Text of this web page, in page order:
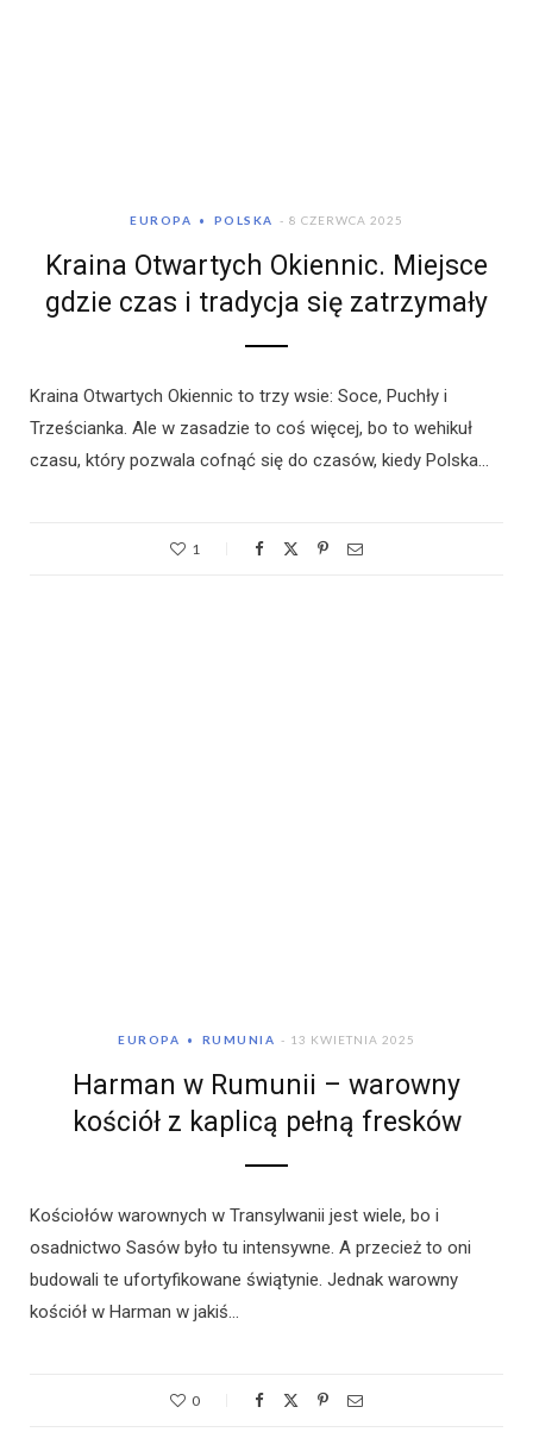
EUROPA POLSKA 8 CZERWCA 2025
Kraina Otwartych Okiennic. Miejsce
gdzie czas i tradycja się zatrzymały
Kraina Otwartych Okiennic to trzy wsie: Soce, Puchły i
Trześcianka. Ale w zasadzie to coś więcej, bo to wehikuł
czasu, który pozwala cofnąć się do czasów, kiedy Polska…
1
EUROPA RUMUNIA 13 KWIETNIA 2025
Harman w Rumunii – warowny
kościół z kaplicą pełną fresków
Kościołów warownych w Transylwanii jest wiele, bo i
osadnictwo Sasów było tu intensywne. A przecież to oni
budowali te ufortyfikowane świątynie. Jednak warowny
kościół w Harman w jakiś…
0